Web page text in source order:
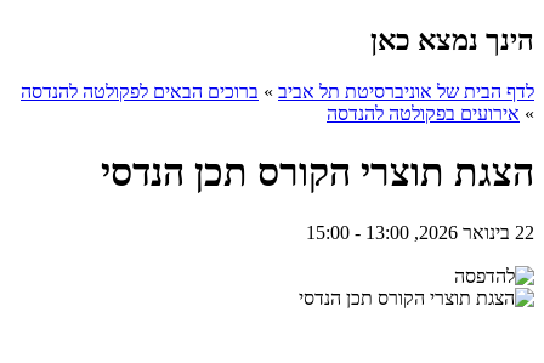
הינך נמצא כאן
לדף הבית של אוניברסיטת תל אביב » ברוכים הבאים לפקולטה להנדסה
» אירועים בפקולטה להנדסה
הצגת תוצרי הקורס תכן הנדסי
22 בינואר 2026, 13:00 - 15:00